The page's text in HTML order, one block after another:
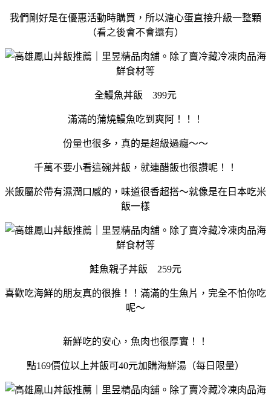
我們剛好是在優惠活動時購買，所以溏心蛋直接升級一整顆
（看之後會不會還有）
全鰻魚丼飯 399元
滿滿的蒲燒鰻魚吃到爽阿！！！
份量也很多，真的是超級過癮～～
千萬不要小看這碗丼飯，就連醋飯也很讚呢！！
米飯屬於帶有濕潤口感的，味道很香超搭～就像是在日本吃米
飯一樣
鮭魚親子丼飯 259元
喜歡吃海鮮的朋友真的很推！！滿滿的生魚片，完全不怕你吃
呢～
新鮮吃的安心，魚肉也很厚實！！
點169價位以上丼飯可40元加購海鮮湯（每日限量）